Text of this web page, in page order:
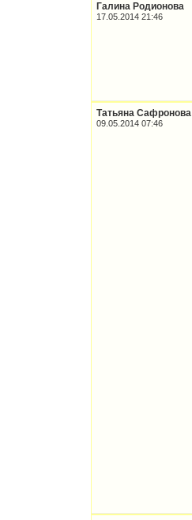
Галина Родионова
17.05.2014 21:46
Татьяна Сафронова
09.05.2014 07:46